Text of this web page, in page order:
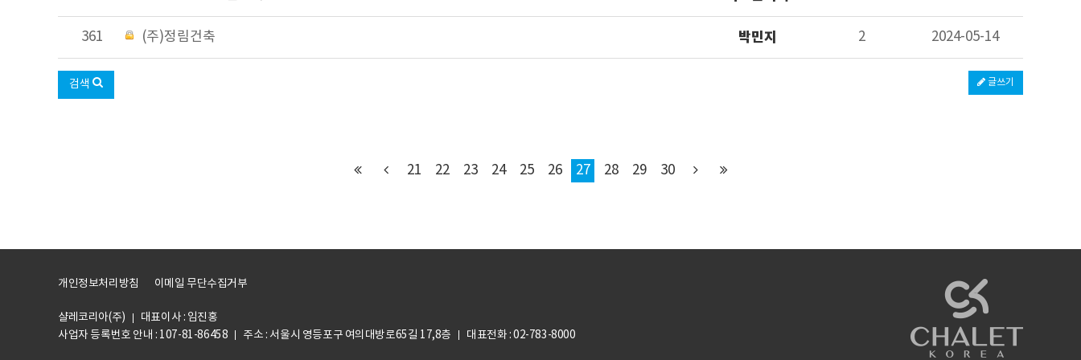
361 (주)정림건축 박민지 2 2024-05-14
글쓰기
검색
21 22 23 24 25 26 27 28 29 30
개인정보처리방침 이메일 무단수집거부
샬레코리아(주)
대표이사 : 임진홍
사업자 등록번호 안내 : 107-81-86458 주소 : 서울시 영등포구 여의대방로65길 17,8층 대표전화 : 02-783-8000